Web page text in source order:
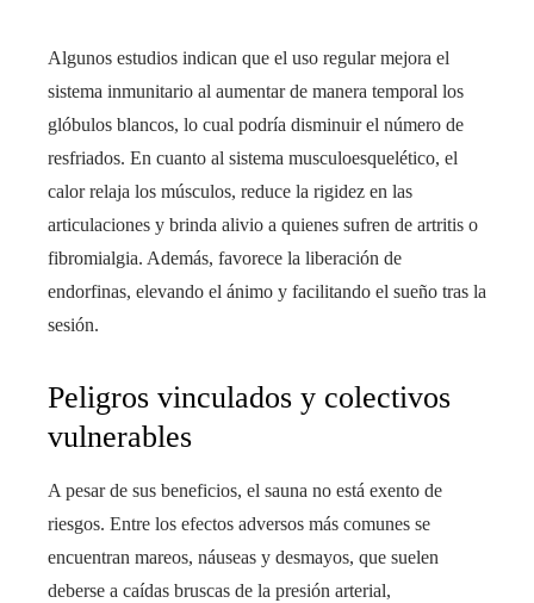
Algunos estudios indican que el uso regular mejora el
sistema inmunitario al aumentar de manera temporal los
glóbulos blancos, lo cual podría disminuir el número de
resfriados. En cuanto al sistema musculoesquelético, el
calor relaja los músculos, reduce la rigidez en las
articulaciones y brinda alivio a quienes sufren de artritis o
fibromialgia. Además, favorece la liberación de
endorfinas, elevando el ánimo y facilitando el sueño tras la
sesión.
Peligros vinculados y colectivos
vulnerables
A pesar de sus beneficios, el sauna no está exento de
riesgos. Entre los efectos adversos más comunes se
encuentran mareos, náuseas y desmayos, que suelen
deberse a caídas bruscas de la presión arterial,